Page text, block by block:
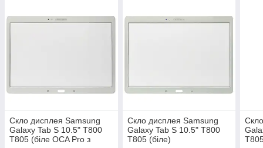
Скло дисплея Samsung
Galaxy Tab S 10.5" T800
T805 (біле OCA Pro з
Скло дисплея Samsung
Galaxy Tab S 10.5" T800
T805 (біле)